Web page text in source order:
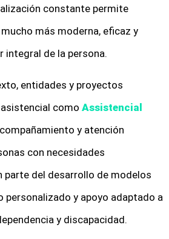
constante permite
más moderna, eficaz y
integral de la persona.
entidades y proyectos
como Assistencial
y atención
con necesidades
parte del desarrollo de modelos
personalizado y apoyo adaptado a
y discapacidad.